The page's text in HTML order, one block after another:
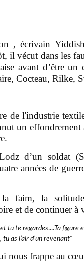
, écrivain
il vécut dans les
avant d’être un
Cocteau, Rilke,
de l'industrie
un effondrement
d’un soldat
années de
la faim, la
et de continuer à
tu te regardes....Ta figure
as l’air d’un revenant"
nous frappe au